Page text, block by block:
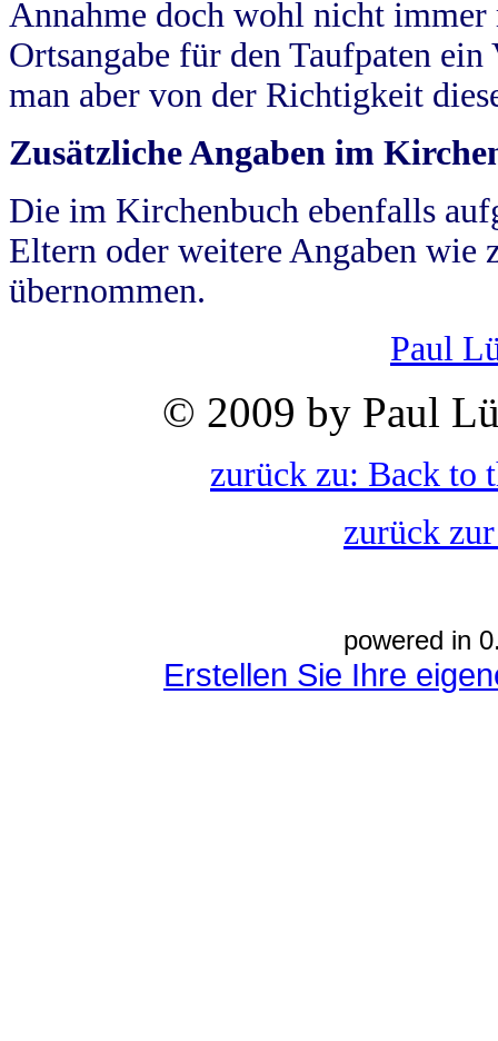
Annahme doch wohl nicht
Ortsangabe für den Taufpaten
man aber von der Richtigkeit
Zusätzliche Angaben im
Die im Kirchenbuch ebenfalls
Eltern oder weitere Angaben wie
übernommen.
Paul
© 2009 by Paul
zurück zu: Back to
zurück
powered in
Erstellen Sie Ihre